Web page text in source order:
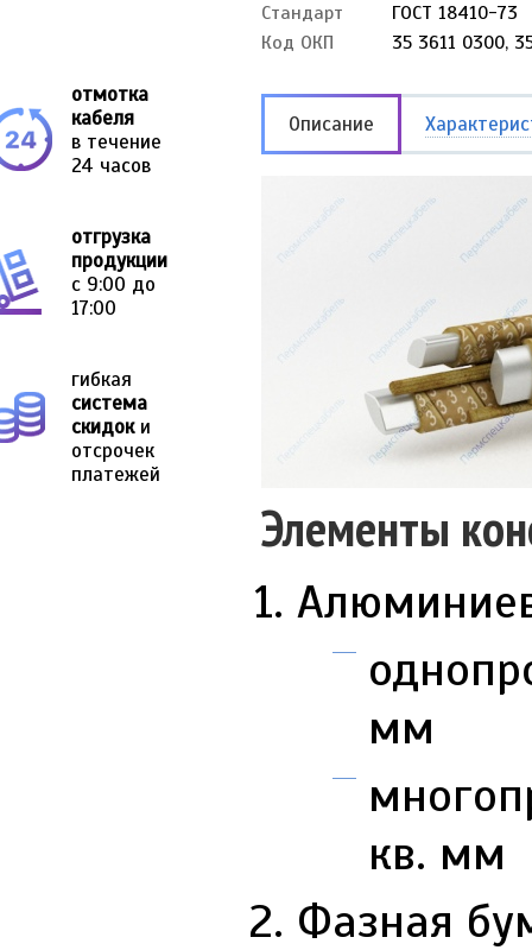
отмотка
кабеля
в течение
24 часов
отгрузка
продукции
с 9:00 до
17:00
гибкая
система
скидоки
отсрочек
платежей
Стандарт
ГОСТ 18410-73
Код ОКП
35 3611 0300,
Описание
Элементы
мм
кв. мм
Фазная